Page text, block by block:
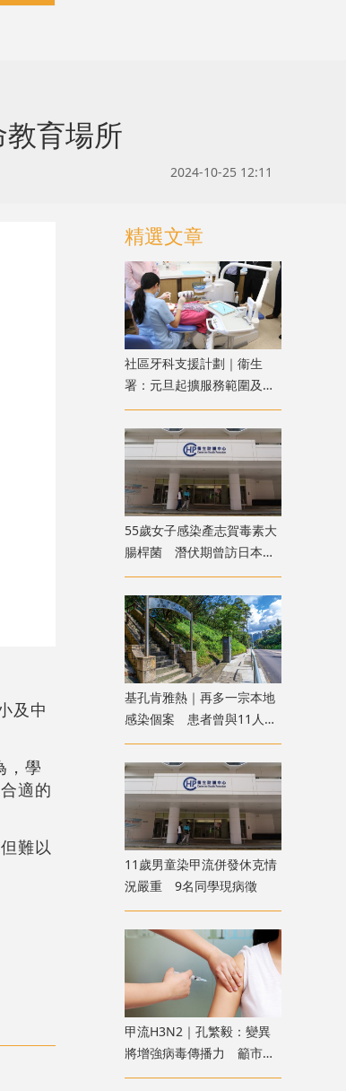
育場所
2024-10-25 12:11
及中
，學
適的
難以
精選文章
社區牙科支援計劃｜衞生
署：元旦起擴服務範圍及受
惠對象 包括洗牙杜牙根等
55歲女子感染產志賀毒素大
腸桿菌 潛伏期曾訪日本及
進食高風險食物
基孔肯雅熱｜再多一宗本地
感染個案 患者曾與11人到
青衣自然徑遠足
11歲男童染甲流併發休克情
況嚴重 9名同學現病徵
甲流H3N2｜孔繁毅：變異
將增強病毒傳播力 籲市民
及早接種疫苗